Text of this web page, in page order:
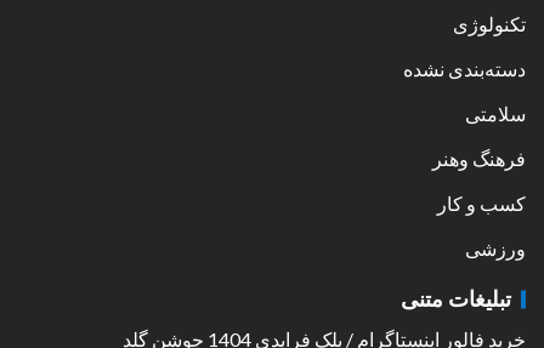
تکنولوژی
دسته‌بندی نشده
سلامتی
فرهنگ وهنر
کسب و کار
ورزشی
تبلیغات متنی
خرید فالور اینستاگرام / بلک فرایدی 1404 جوشن گلد